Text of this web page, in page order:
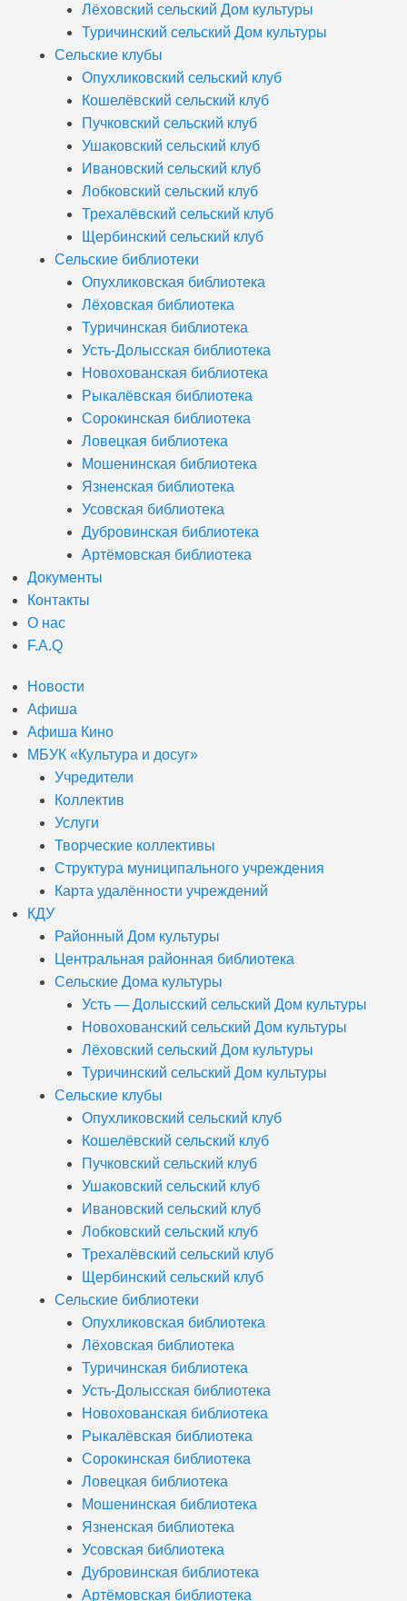
Лёховский сельский Дом культуры
Туричинский сельский Дом культуры
Сельские клубы
Опухликовский сельский клуб
Кошелёвский сельский клуб
Пучковский сельский клуб
Ушаковский сельский клуб
Ивановский сельский клуб
Лобковский сельский клуб
Трехалёвский сельский клуб
Щербинский сельский клуб
Сельские библиотеки
Опухликовская библиотека
Лёховская библиотека
Туричинская библиотека
Усть-Долысская библиотека
Новохованская библиотека
Рыкалёвская библиотека
Сорокинская библиотека
Ловецкая библиотека
Мошенинская библиотека
Язненская библиотека
Усовская библиотека
Дубровинская библиотека
Артёмовская библиотека
Документы
Контакты
О нас
F.A.Q
Новости
Афиша
Афиша Кино
МБУК «Культура и досуг»
Учредители
Коллектив
Услуги
Творческие коллективы
Структура муниципального учреждения
Карта удалённости учреждений
КДУ
Районный Дом культуры
Центральная районная библиотека
Сельские Дома культуры
Усть — Долысский сельский Дом культуры
Новохованский сельский Дом культуры
Лёховский сельский Дом культуры
Туричинский сельский Дом культуры
Сельские клубы
Опухликовский сельский клуб
Кошелёвский сельский клуб
Пучковский сельский клуб
Ушаковский сельский клуб
Ивановский сельский клуб
Лобковский сельский клуб
Трехалёвский сельский клуб
Щербинский сельский клуб
Сельские библиотеки
Опухликовская библиотека
Лёховская библиотека
Туричинская библиотека
Усть-Долысская библиотека
Новохованская библиотека
Рыкалёвская библиотека
Сорокинская библиотека
Ловецкая библиотека
Мошенинская библиотека
Язненская библиотека
Усовская библиотека
Дубровинская библиотека
Артёмовская библиотека